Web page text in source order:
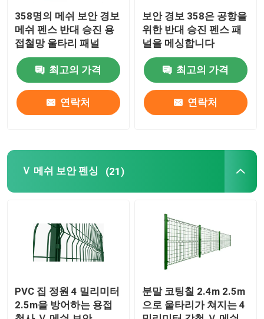
358명의 메쉬 보안 경보
메쉬 펜스 반대 승진 용
접철망 울타리 패널
최고의 가격
연락처
보안 경보 358은 공항을
위한 반대 승진 펜스 패
널을 메싱합니다
최고의 가격
연락처
Ｖ 메쉬 보안 펜싱 (21)
PVC 집 정원 4 밀리미터
2.5m을 방어하는 용접
분말 코팅칠 2.4m 2.5m
으로 울타리가 쳐지는 4